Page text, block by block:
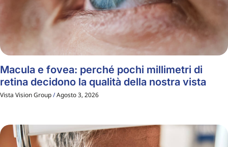
Macula e fovea: perché pochi millimetri di
retina decidono la qualità della nostra vista
Vista Vision Group Agosto 3, 2026